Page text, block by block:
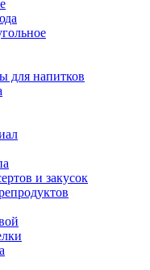
для напитков
и закусок